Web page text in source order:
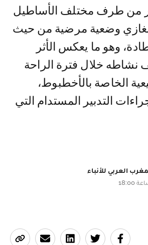
من طرف مختلف الأساطيل
وضعية مرضية من حيث
وهو ما يعكس الأثر
نشاطه خلال فترة الراحة
الخاصة بالأخطبوط،
التدبير المستدام التي
العربي للأنباء